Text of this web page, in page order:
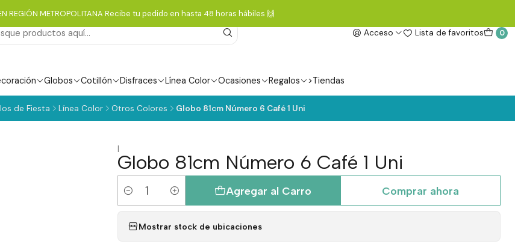
Acceso Lista de favoritos 0
Globos Cotillón Disfraces Línea Color Ocasiones Regalos >Tiendas
REGIÓN METROPOLITANA Recibe tu pedido en hasta 48 horas hábiles 🙌
de Fiesta Línea Color Otros Colores Globo 81cm Número 6 Café 1 Uni
|
Globo 81cm Número 6 Café 1 Uni
Cantidad
Agregar al Carro Comprar ahora
Mostrar stock de ubicaciones